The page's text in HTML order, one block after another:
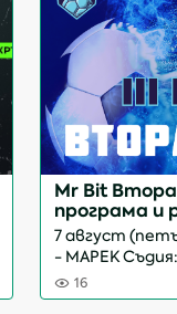
Mr Bit Втора
програма и
(обновява
7 август
- МАРЕК
Вушовски 9
18:00 часа
16